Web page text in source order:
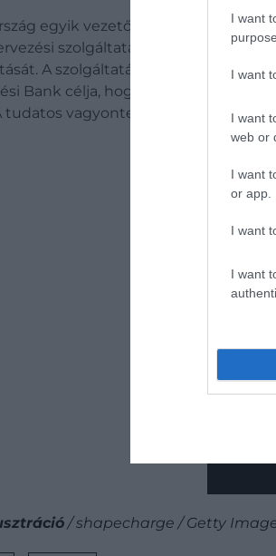
I want
I want
I want
web or
I want
or app.
I want
I want
egyik vezető univerzális
szolgáltatás elindításával a
A szolgáltatási paletta
Bank célja, hogy a
tudatos vagyontervezés akkor tölti
/ shapecharge / Getty